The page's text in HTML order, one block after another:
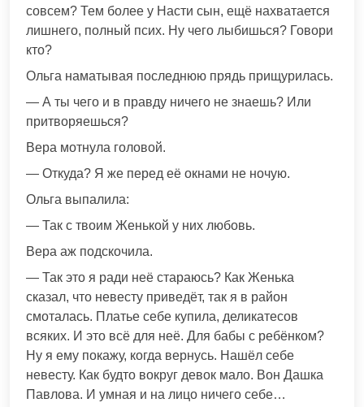
совсем? Тем более у Насти сын, ещё нахватается
лишнего, полный псих. Ну чего лыбишься? Говори
кто?
Ольга наматывая последнюю прядь прищурилась.
— А ты чего и в правду ничего не знаешь? Или
притворяешься?
Вера мотнула головой.
— Откуда? Я же перед её окнами не ночую.
Ольга выпалила:
— Так с твоим Женькой у них любовь.
Вера аж подскочила.
— Так это я ради неё стараюсь? Как Женька
сказал, что невесту приведёт, так я в район
смоталась. Платье себе купила, деликатесов
всяких. И это всё для неё. Для бабы с ребёнком?
Ну я ему покажу, когда вернусь. Нашёл себе
невесту. Как будто вокруг девок мало. Вон Дашка
Павлова. И умная и на лицо ничего себе…